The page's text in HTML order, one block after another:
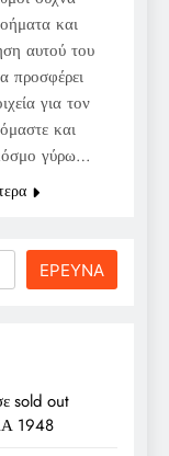
και
αυτού του
προσφέρει
για τον
και
γύρω…
ΕΡΕΥΝΑ
sold out
1948